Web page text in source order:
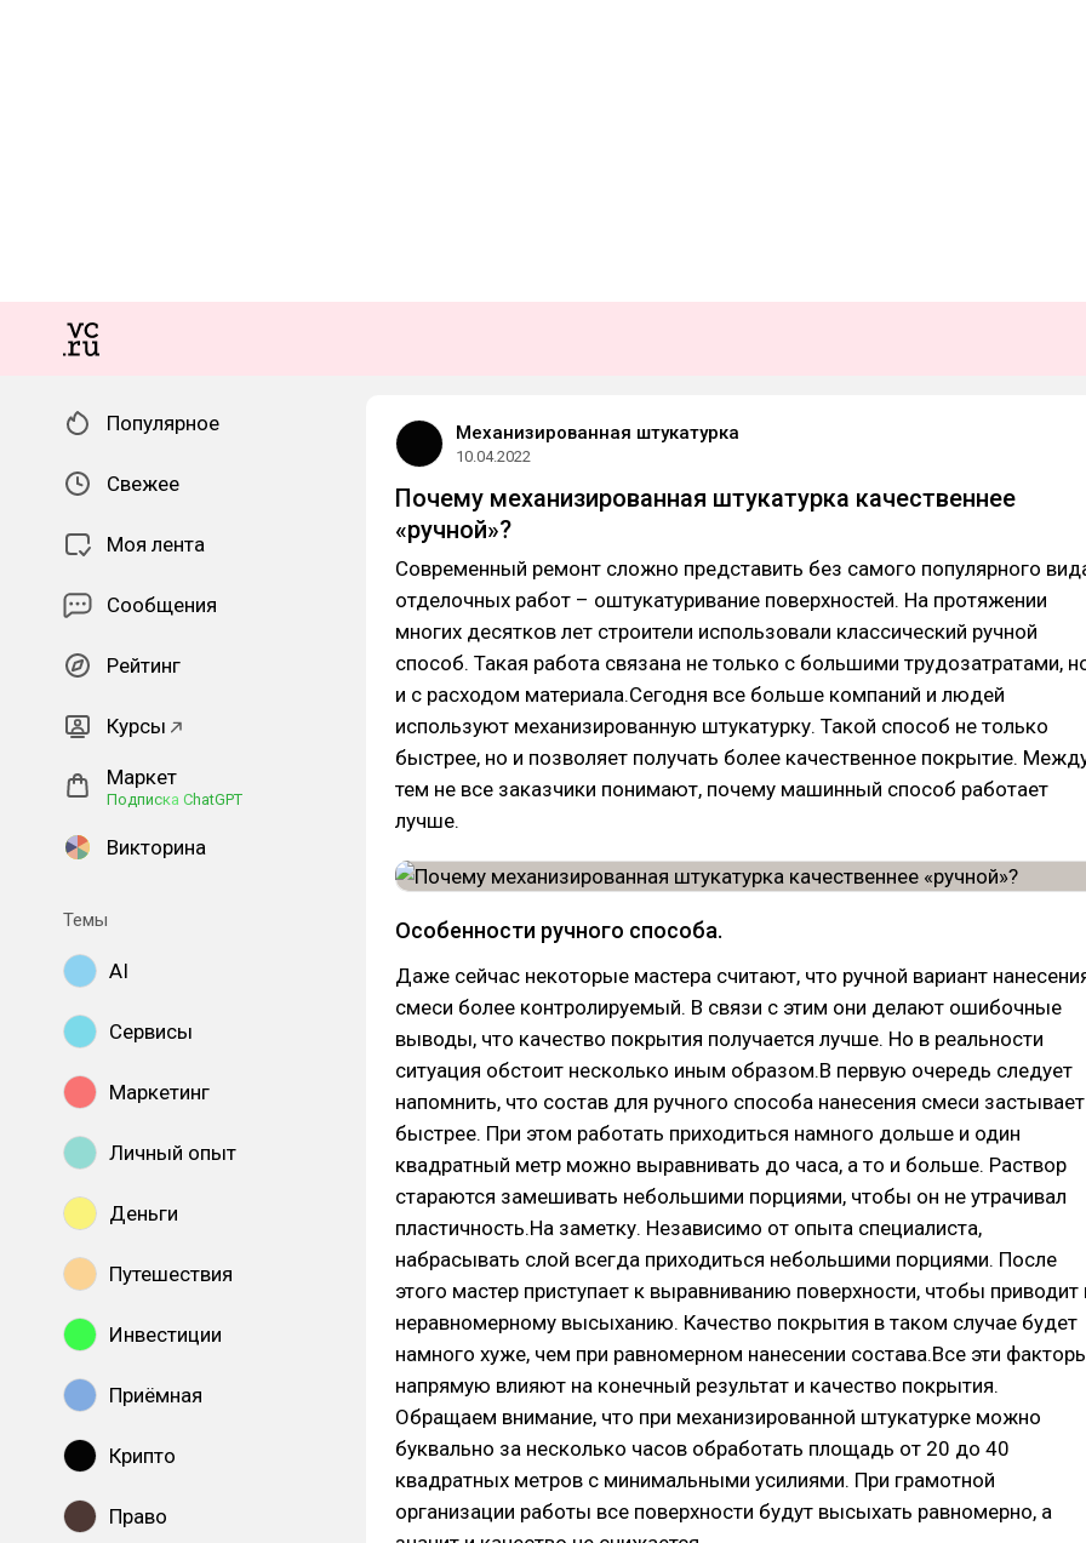
Популярное
Свежее
Моя лента
Сообщения
Рейтинг
Курсы
Маркет
Подписка ChatGPT
Викторина
Темы
AI
Сервисы
Маркетинг
Личный опыт
Деньги
Путешествия
Инвестиции
Приёмная
Крипто
Право
Механизированная штукатурка
10.04.2022
Почему механизированная штукатурка качественнее
«ручной»?
Современный ремонт сложно представить без самого популярного
отделочных работ – оштукатуривание поверхностей. На протяжении
многих десятков лет строители использовали классический ручной
способ. Такая работа связана не только с большими трудозатратами,
и с расходом материала.Сегодня все больше компаний и людей
используют механизированную штукатурку. Такой способ не только
быстрее, но и позволяет получать более качественное покрытие.
тем не все заказчики понимают, почему машинный способ работает
лучше.
Особенности ручного способа.
Даже сейчас некоторые мастера считают, что ручной вариант
смеси более контролируемый. В связи с этим они делают ошибочные
выводы, что качество покрытия получается лучше. Но в реальности
ситуация обстоит несколько иным образом.В первую очередь следует
напомнить, что состав для ручного способа нанесения смеси застывает
быстрее. При этом работать приходиться намного дольше и один
квадратный метр можно выравнивать до часа, а то и больше. Раствор
стараются замешивать небольшими порциями, чтобы он не утрачивал
пластичность.На заметку. Независимо от опыта специалиста,
набрасывать слой всегда приходиться небольшими порциями. После
этого мастер приступает к выравниванию поверхности, чтобы приводит
неравномерному высыханию. Качество покрытия в таком случае будет
намного хуже, чем при равномерном нанесении состава.Все эти
напрямую влияют на конечный результат и качество покрытия.
Обращаем внимание, что при механизированной штукатурке можно
буквально за несколько часов обработать площадь от 20 до 40
квадратных метров с минимальными усилиями. При грамотной
организации работы все поверхности будут высыхать равномерно, а